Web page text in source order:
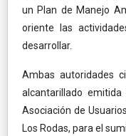
un Plan de Manejo
oriente las
desarrollar.
Ambas autoridades
alcantarillado
Asociación de
Los Rodas, para el